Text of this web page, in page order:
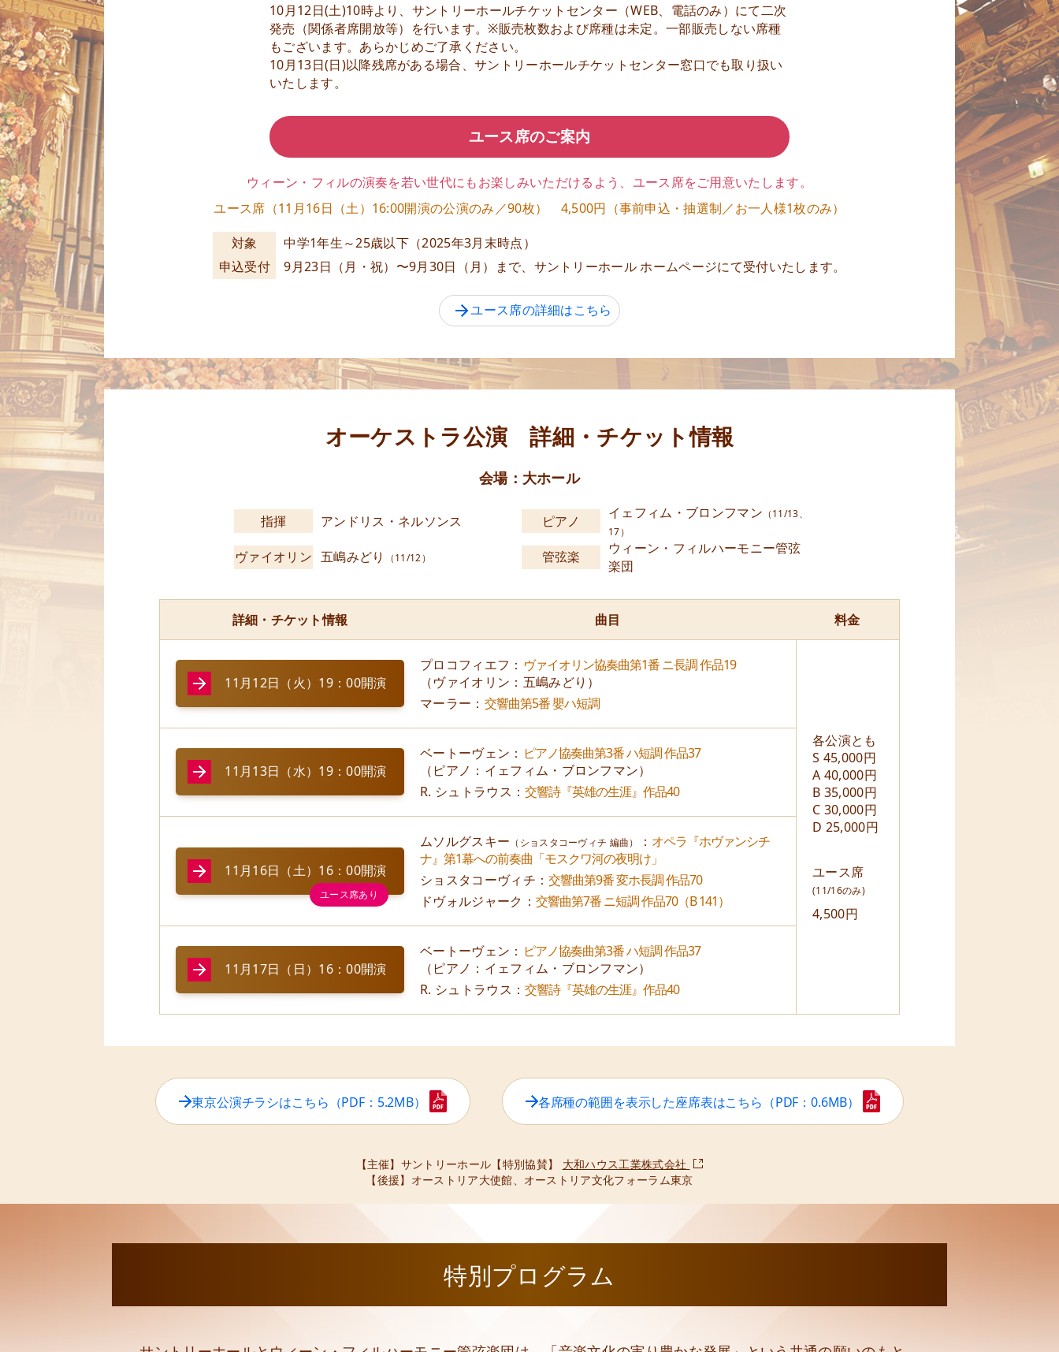
10月12日(土)10時より、サントリーホールチケットセンター（WEB、電話のみ）にて二次
発売（関係者席開放等）を行います。※販売枚数および席種は未定。一部販売しない席種
もございます。あらかじめご了承ください。
10月13日(日)以降残席がある場合、サントリーホールチケットセンター窓口でも取り扱い
いたします。
ユース席のご案内
ウィーン・フィルの演奏を若い世代にもお楽しみいただけるよう、ユース席をご用意いたします。
ユース席（11月16日（土）16:00開演の公演のみ／90枚） 4,500円（事前申込・抽選制／お一人様1枚のみ）
対象
中学1年生～25歳以下（2025年3月末時点）
申込受付
9月23日（月・祝）〜9月30日（月）まで、 サントリーホール ホームページにて受付いたします。
ユース席の詳細はこちら
オーケストラ公演 詳細・チケット情報
会場：大ホール
指揮 アンドリス・ネルソンス ピアノ イェフィム・ブロンフマン （11/13、
17）
ヴァイオリン 五嶋みどり （11/12） 管弦楽
ウィーン・フィルハーモニー管弦
楽団
詳細・チケット情報 曲目 料金
11月12日（火）19：00開演
プロコフィエフ： ヴァイオリン協奏曲第1番 ニ長調 作品19
（ヴァイオリン：五嶋みどり）
マーラー： 交響曲第5番 嬰ハ短調
各公演とも
S 45,000円
A 40,000円
B 35,000円
C 30,000円
D 25,000円
ユース席
(11/16のみ)
4,500円
11月13日（水）19：00開演
ベートーヴェン： ピアノ協奏曲第3番 ハ短調 作品37
（ピアノ：イェフィム・ブロンフマン）
R. シュトラウス：交響詩『英雄の生涯』作品40
11月16日（土）16：00開演
ムソルグスキー （ショスタコーヴィチ 編曲） ： オペラ『ホヴァンシチ
ナ』第1幕への前奏曲「モスクワ河の夜明け」
ショスタコーヴィチ：交響曲第9番 変ホ長調 作品70
ドヴォルジャーク： 交響曲第7番 ニ短調 作品70（B 141）
11月17日（日）16：00開演
ベートーヴェン： ピアノ協奏曲第3番 ハ短調 作品37
（ピアノ：イェフィム・ブロンフマン）
R. シュトラウス：交響詩『英雄の生涯』作品40
東京公演チラシはこちら （PDF：5.2MB） 各席種の範囲を表示した座席表はこちら （PDF：0.6MB）
【主催】 サントリーホール 【特別協賛】
大和ハウス工業株式会社
【後援】 オーストリア大使館、オーストリア文化フォーラム東京
特別プログラム